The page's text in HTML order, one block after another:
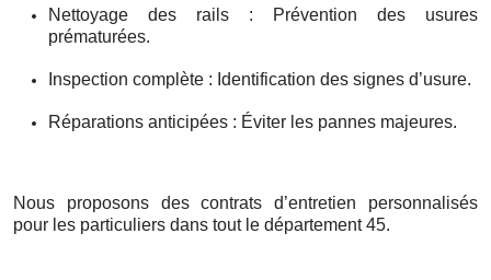
Nettoyage des rails : Prévention des usures
prématurées.
Inspection complète : Identification des signes d’usure.
Réparations anticipées : Éviter les pannes majeures.
Nous proposons des contrats d’entretien personnalisés
pour les particuliers dans tout le département 45.